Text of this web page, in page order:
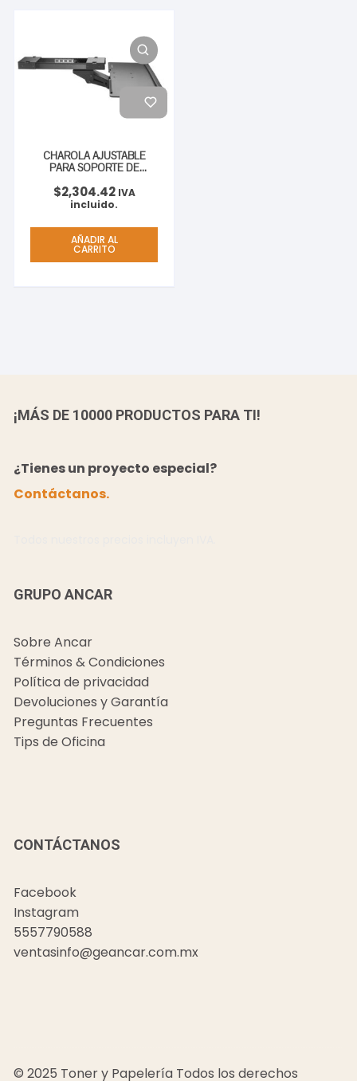
CHAROLA AJUSTABLE
PARA SOPORTE DE
ESCRITORIO
$2,304.42 IVA
incluido.
AÑADIR AL
CARRITO
¡MÁS DE 10000 PRODUCTOS PARA TI!
¿Tienes un proyecto especial?
Contáctanos.
GRUPO ANCAR
Sobre Ancar
Términos & Condiciones
Política de privacidad
Devoluciones y Garantía
Preguntas Frecuentes
Tips de Oficina
CONTÁCTANOS
Facebook
Instagram
5557790588
ventasinfo@geancar.com.mx
© 2025 Toner y Papelería Todos los derechos